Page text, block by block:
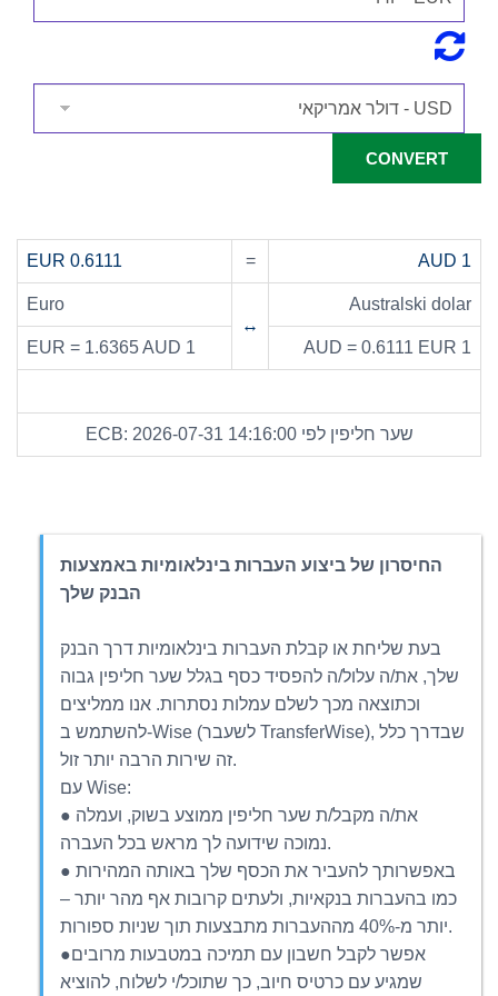
1 AUD
=
0.6111 EUR
Australski dolar
↔
Euro
1 AUD = 0.6111 EUR
1 EUR = 1.6365 AUD
שער חליפין לפי ECB: 2026-07-31 14:16:00
החיסרון של ביצוע העברות בינלאומיות באמצעות
הבנק שלך
בעת שליחת או קבלת העברות בינלאומיות דרך הבנק
שלך, את/ה עלול/ה להפסיד כסף בגלל שער חליפין גבוה
וכתוצאה מכך לשלם עמלות נסתרות. אנו ממליצים
להשתמש ב-Wise (לשעבר TransferWise), שבדרך כלל
זה שירות הרבה יותר זול.
עם Wise:
● את/ה מקבל/ת שער חליפין ממוצע בשוק, ועמלה
נמוכה שידועה לך מראש בכל העברה.
● באפשרותך להעביר את הכסף שלך באותה המהירות
כמו בהעברות בנקאיות, ולעתים קרובות אף מהר יותר –
יותר מ-40% מההעברות מתבצעות תוך שניות ספורות.
●אפשר לקבל חשבון עם תמיכה במטבעות מרובים
שמגיע עם כרטיס חיוב, כך שתוכל/י לשלוח, להוציא